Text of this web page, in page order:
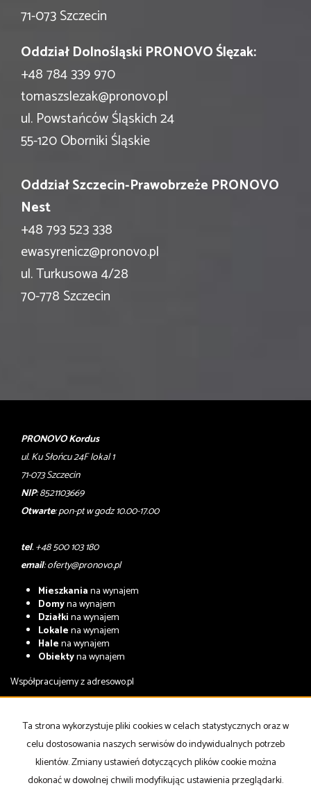
71-073 Szczecin
Oddział Dolnośląski PRONOVO Ślęzak:
+48 784 339 970
tomaszslezak@pronovo.pl
ul. Powstańców Śląskich 24
55-120 Oborniki Śląskie
Oddział Szczecin-Prawobrzeże PRONOVO
Nest
+48 793 523 338
ewasyrenicz@pronovo.pl
ul. Turkusowa 4/28
70-778 Szczecin
PRONOVO Kordus
ul. Ku Słońcu 24F lokal 1
71-073 Szczecin
NIP: 8521103669
Otwarte: pon-pt w godz 10.00-17.00
tel. +48 500 103 180
email:oferty@pronovo.pl
Mieszkaniana wynajem
Domyna wynajem
Działkina wynajem
Lokalena wynajem
Halena wynajem
Obiektyna wynajem
Współpracujemy zadresowo.pl
Domyna sprzedaż
Działkina sprzedaż
Lokalena sprzedaż
Halena sprzedaż
Obiekty na sprzedaż
Ta strona wykorzystuje pliki cookies w celach statystycznych oraz w
celu dostosowania naszych serwisów do indywidualnych potrzeb
klientów. Zmiany ustawień dotyczących plików cookie można
dokonać w dowolnej chwili modyfikując ustawienia przeglądarki.